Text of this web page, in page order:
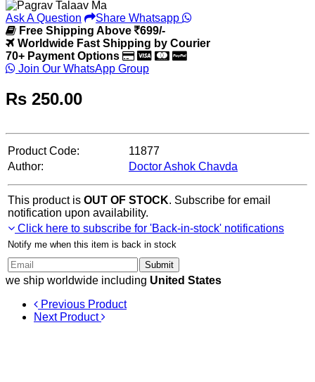
Ask A Question
Share Whatsapp
Free Shipping Above
699/-
Worldwide Fast Shipping by Courier
70+ Payment Options
Join Our WhatsApp Group
Rs 250.00
Product Code:
11877
Author:
Doctor Ashok Chavda
This product is OUT OF STOCK. Subscribe for email
notification upon availability.
Click here to subscribe for 'Back-in-stock' notifications
Notify me when this item is back in stock
Submit
we ship worldwide including United States
Previous Product
Next Product